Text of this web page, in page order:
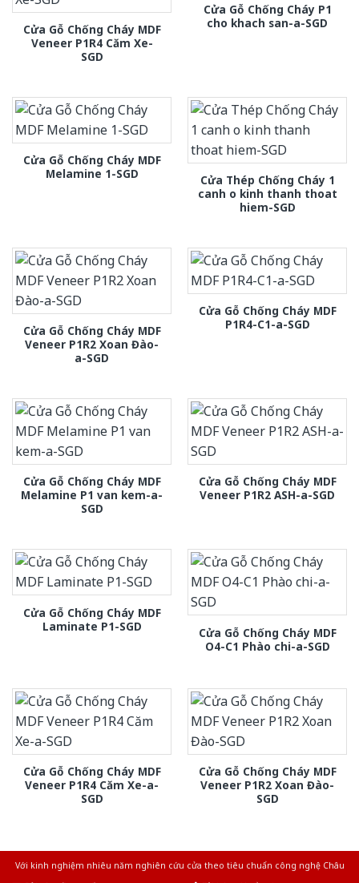
Cửa Gỗ Chống Cháy MDF
Veneer P1R4 Căm Xe-
SGD
Cửa Gỗ Chống Cháy P1
cho khach san-a-SGD
Cửa Gỗ Chống Cháy MDF
Melamine 1-SGD
Cửa Thép Chống Cháy 1
canh o kinh thanh thoat
hiem-SGD
Cửa Gỗ Chống Cháy MDF
Veneer P1R2 Xoan Đào-
a-SGD
Cửa Gỗ Chống Cháy MDF
P1R4-C1-a-SGD
Cửa Gỗ Chống Cháy MDF
Melamine P1 van kem-a-
SGD
Cửa Gỗ Chống Cháy MDF
Veneer P1R2 ASH-a-SGD
Cửa Gỗ Chống Cháy MDF
Laminate P1-SGD
Cửa Gỗ Chống Cháy MDF
O4-C1 Phào chi-a-SGD
Cửa Gỗ Chống Cháy MDF
Veneer P1R4 Căm Xe-a-
SGD
Cửa Gỗ Chống Cháy MDF
Veneer P1R2 Xoan Đào-
SGD
Với kinh nghiệm nhiêu năm nghiên cứu cửa theo tiêu chuẩn công nghệ Châu